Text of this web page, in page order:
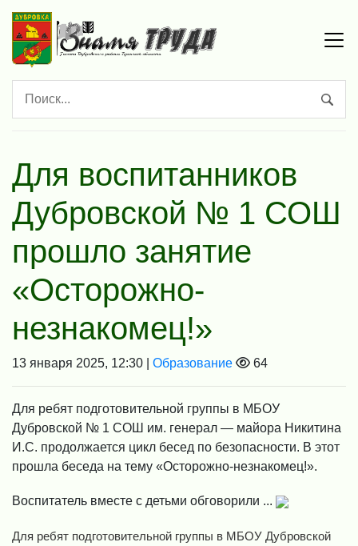
Для воспитанников
Дубровской № 1 СОШ
прошло занятие
«Осторожно-
незнакомец!»
13 января 2025, 12:30 | Образование 64
Для ребят подготовительной группы в МБОУ
Дубровской № 1 СОШ им. генерал — майора Никитина
И.С. продолжается цикл бесед по безопасности. В этот
прошла беседа на тему «Осторожно-незнакомец!».
Воспитатель вместе с детьми обговорили ...
Для ребят подготовительной группы в МБОУ Дубровской